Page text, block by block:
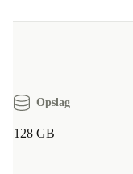
Opslag
128 GB